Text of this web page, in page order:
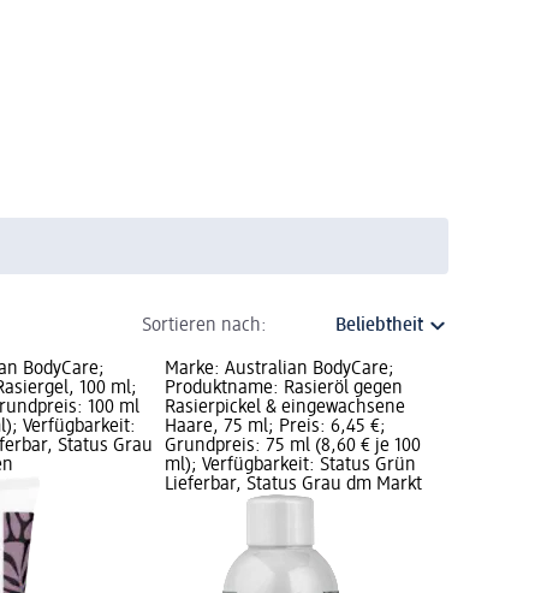
Sortieren nach:
BodyCare;
100 ml;
100 ml
Verfügbarkeit:
Status Grau
Marke: Australian BodyCare;
Produktname: Rasieröl gegen
Rasierpickel & eingewachsene
Haare, 75 ml; Preis: 6,45 €;
Grundpreis: 75 ml (8,60 € je 100
ml); Verfügbarkeit: Status Grün
Lieferbar, Status Grau dm Markt